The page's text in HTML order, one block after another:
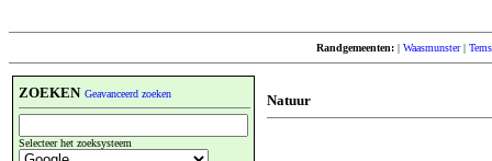
Randgemeenten: | Waasmunster|
ZOEKEN Geavanceerd zoeken
Selecteer het zoeksysteem
Natuur